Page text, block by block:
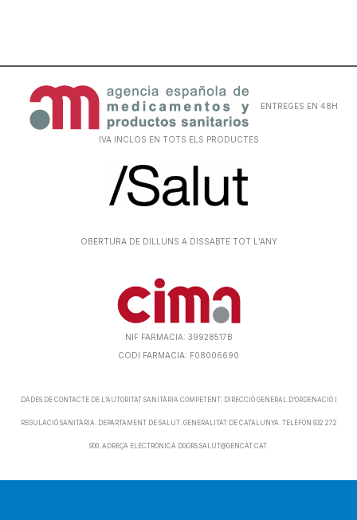
ENTREGES EN 48H
IVA INCLOS EN TOTS ELS PRODUCTES
OBERTURA DE DILLUNS A DISSABTE TOT L’ANY
NIF FARMACIA: 39928517B
CODI FARMACIA: F08006690
DADES DE CONTACTE DE L’AUTORITAT SANITÀRIA COMPETENT: DIRECCIÓ GENERAL D’ORDENACIÓ I
REGULACIÓ SANITÀRIA. DEPARTAMENT DE SALUT. GENERALITAT DE CATALUNYA. TELÈFON 932 272
900. ADREÇA ELECTRÒNICA DGORS.SALUT@GENCAT.CAT.